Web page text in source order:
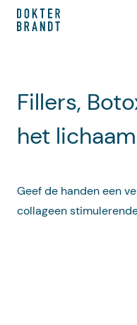
Fillers,
het lichaam
Geef de handen een
collageen